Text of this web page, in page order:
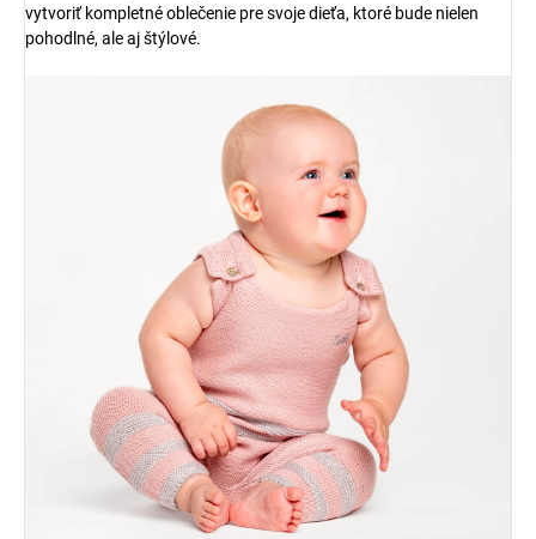
vytvoriť kompletné oblečenie pre svoje dieťa, ktoré bude nielen
pohodlné, ale aj štýlové.